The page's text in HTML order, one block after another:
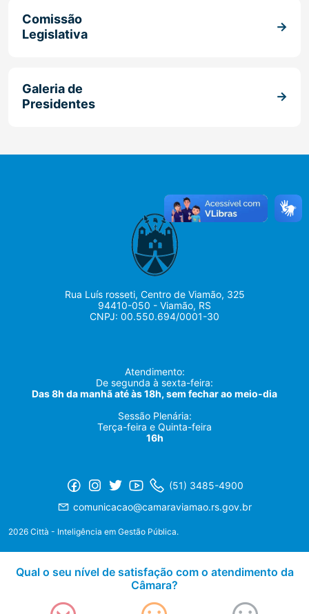
Comissão
Legislativa
Galeria de
Presidentes
Rua Luís rosseti, Centro de Viamão, 325
94410-050 - Viamão, RS
CNPJ: 00.550.694/0001-30
Atendimento:
De segunda à sexta-feira:
Das 8h da manhã até às 18h, sem fechar ao meio-dia
Sessão Plenária:
Terça-feira e Quinta-feira
16h
(51) 3485-4900
comunicacao@camaraviamao.rs.gov.br
2026 Città - Inteligência em Gestão Pública.
Qual o seu nível de satisfação com o atendimento da
Câmara?